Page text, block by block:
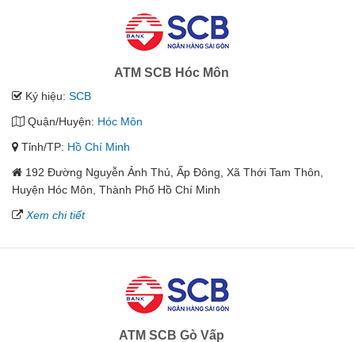
ATM SCB Hóc Môn
Ký hiệu: SCB
Quận/Huyện: Hóc Môn
Tỉnh/TP: Hồ Chí Minh
192 Đường Nguyễn Ảnh Thủ, Ấp Đông, Xã Thới Tam Thôn,
Huyện Hóc Môn, Thành Phố Hồ Chí Minh
Xem chi tiết
ATM SCB Gò Vấp